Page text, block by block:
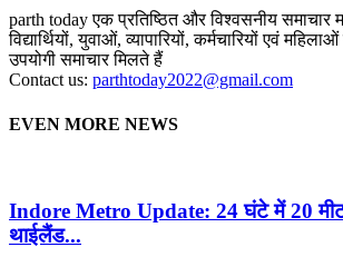
parth today एक प्रतिष्ठित और विश्वसनीय समाचार
विद्यार्थियों, युवाओं, व्यापारियों, कर्मचारियों एवं
उपयोगी समाचार मिलते हैं
Contact us: parthtoday2022@gmail.com
EVEN MORE NEWS
Indore Metro Update: 24 घंटे में 20
थाईलैंड...